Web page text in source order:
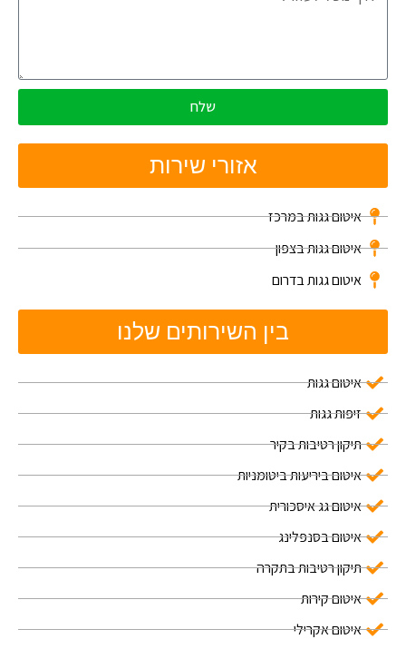
שלח
אזורי שירות
איטום גגות במרכז
איטום גגות בצפון
איטום גגות בדרום
בין השירותים שלנו
איטום גגות
זיפות גגות
תיקון רטיבות בקיר
איטום ביריעות ביטומניות
איטום גג איסכורית
איטום בסנפלינג
תיקון רטיבות בתקרה
איטום קירות
איטום אקרילי